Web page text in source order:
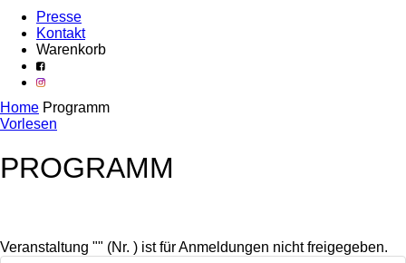
Presse
Kontakt
Warenkorb
Home Programm
Vorlesen
PROGRAMM
Veranstaltung "" (Nr. ) ist für Anmeldungen nicht freigegeben.